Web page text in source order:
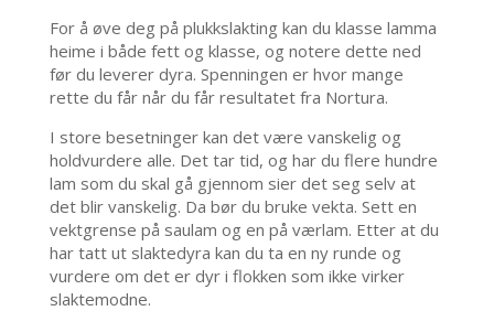
For å øve deg på plukkslakting kan du klasse lamma
heime i både fett og klasse, og notere dette ned
før du leverer dyra. Spenningen er hvor mange
rette du får når du får resultatet fra Nortura.
I store besetninger kan det være vanskelig og
holdvurdere alle. Det tar tid, og har du flere hundre
lam som du skal gå gjennom sier det seg selv at
det blir vanskelig. Da bør du bruke vekta. Sett en
vektgrense på saulam og en på værlam. Etter at du
har tatt ut slaktedyra kan du ta en ny runde og
vurdere om det er dyr i flokken som ikke virker
slaktemodne.